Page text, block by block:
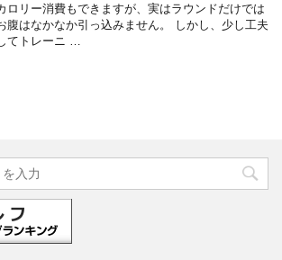
ロリー消費もできますが、実はラウンドだけでは
腹はなかなか引っ込みません。 しかし、少し工夫
てトレーニ …